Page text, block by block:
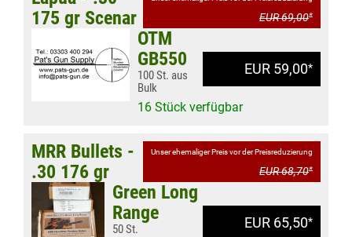
EUR 69,00*
EUR 59,00*
175 gr Scenar
OTM
GB550
100 St. aus
Bulk
16 Stück verfügbar
Unser ehemaliger Preis vor der Preisreduzierung
EUR 68,70*
EUR 65,50*
MRR Bullets -
.30 176 gr
Green Long
Range
50 St.